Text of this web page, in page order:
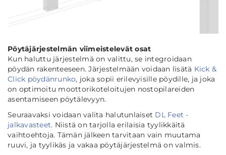
Pöytäjärjestelmän viimeistelevät osat
Kun haluttu järjestelmä on valittu, se integroidaan
pöydän rakenteeseen. Järjestelmään voidaan lisätä Kick &
Click pöydänrunko, joka sopii erilevyisille pöydille, ja joka
on optimoitu moottorikoteloitujen nostopilareiden
asentamiseen pöytälevyyn.
Seuraavaksi voidaan valita halutunlaiset DL Feet -
jalkavasteet. Niistä on tarjolla erilaisia tyylikkäitä
vaihtoehtoja. Tämän jälkeen tarvitaan vain muutama
ruuvi, ja tyylikäs ja vakaa pöytäjärjestelmä on valmis.